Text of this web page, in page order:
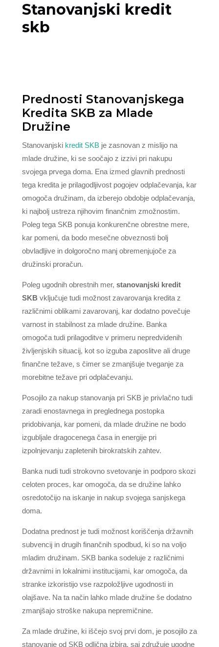
Stanovanjski kredit
skb
Prednosti Stanovanjskega
Kredita SKB za Mlade
Družine
Stanovanjski kredit SKBje zasnovan z mislijo na
mlade družine, ki se soočajo z izzivi pri nakupu
svojega prvega doma. Ena izmed glavnih prednosti
tega kredita je prilagodljivost pogojev odplačevanja, kar
omogoča družinam, da izberejo obdobje odplačevanja,
ki najbolj ustreza njihovim finančnim zmožnostim.
Poleg tega SKB ponuja konkurenčne obrestne mere,
kar pomeni, da bodo mesečne obveznosti bolj
obvladljive in dolgoročno manj obremenjujoče za
družinski proračun.
Poleg ugodnih obrestnih mer, stanovanjski kredit
SKB vključuje tudi možnost zavarovanja kredita z
različnimi oblikami zavarovanj, kar dodatno povečuje
varnost in stabilnost za mlade družine. Banka
omogoča tudi prilagoditve v primeru nepredvidenih
življenjskih situacij, kot so izguba zaposlitve ali druge
finančne težave, s čimer se zmanjšuje tveganje za
morebitne težave pri odplačevanju.
Posojilo za nakup stanovanja pri SKB je privlačno tudi
zaradi enostavnega in preglednega postopka
pridobivanja, kar pomeni, da mlade družine ne bodo
izgubljale dragocenega časa in energije pri
izpolnjevanju zapletenih birokratskih zahtev.
Banka nudi tudi strokovno svetovanje in podporo skozi
celoten proces, kar omogoča, da se družine lahko
osredotočijo na iskanje in nakup svojega sanjskega
doma.
Dodatna prednost je tudi možnost koriščenja državnih
subvencij in drugih finančnih spodbud, ki so na voljo
mladim družinam. SKB banka sodeluje z različnimi
državnimi in lokalnimi institucijami, kar omogoča, da
stranke izkoristijo vse razpoložljive ugodnosti in
olajšave. Na ta način lahko mlade družine še dodatno
zmanjšajo stroške nakupa nepremičnine.
Za mlade družine, ki iščejo svoj prvi dom, je posojilo za
stanovanje od SKB odlična izbira, saj združuje ugodne